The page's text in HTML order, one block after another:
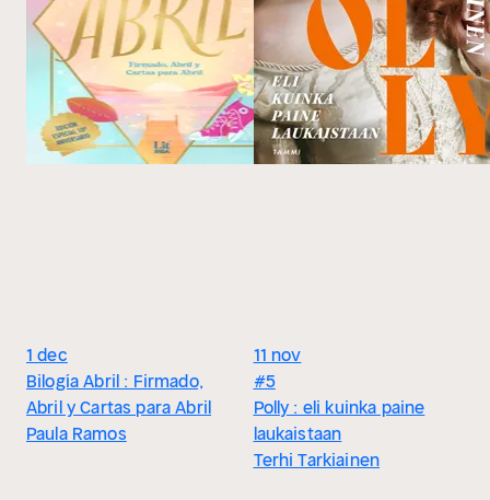
1 dec
Bilogía Abril : Firmado,
Abril y Cartas para Abril
Paula Ramos
11 nov
#5
Polly : eli kuinka paine
laukaistaan
Terhi Tarkiainen